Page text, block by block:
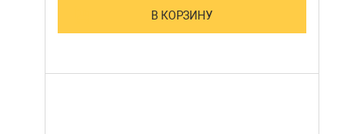
В КОРЗИНУ